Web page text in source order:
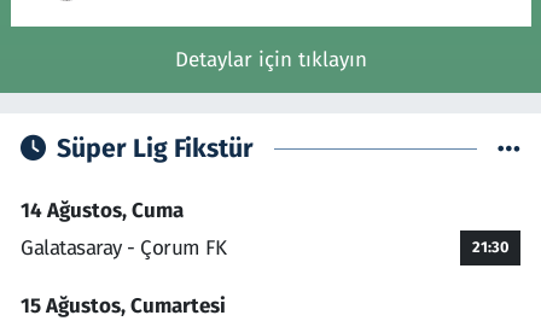
Detaylar için tıklayın
Süper Lig Fikstür
14 Ağustos, Cuma
Galatasaray - Çorum FK
21:30
15 Ağustos, Cumartesi